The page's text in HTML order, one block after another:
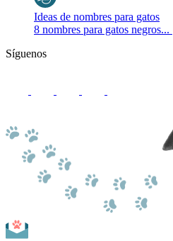
Ideas de nombres para gatos
8 nombres para gatos negros...
Síguenos